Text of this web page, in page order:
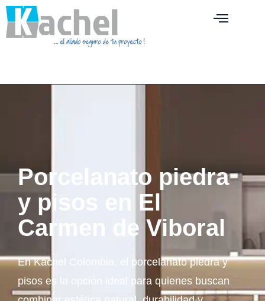
Porcelanato piedra
y pisos en El
Carmen de Viboral
En Kachel Colombia, el porcelanato piedra y
pisos es la opción ideal para quienes buscan